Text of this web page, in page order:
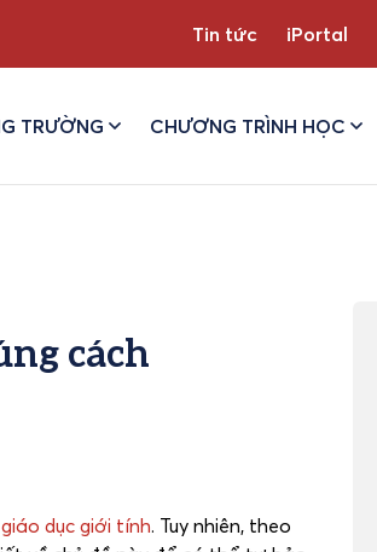
Tin tức iPortal
TRƯỜNG CHƯƠNG TRÌNH HỌC
cách
giáo dục giới tính. Tuy nhiên, theo